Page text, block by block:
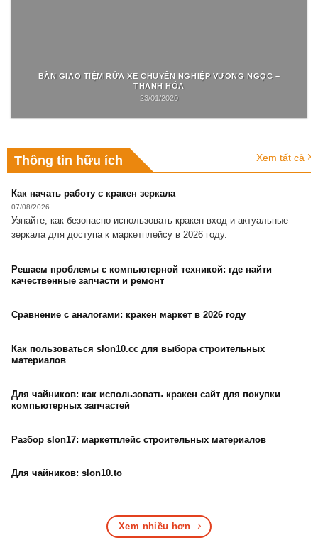
BÀN GIAO TIỆM RỬA XE CHUYÊN NGHIỆP VƯƠNG NGỌC –
THANH HÓA
23/01/2020
Thông tin hữu ích Xem tất cả
Как начать работу с кракен зеркала
07/08/2026
Узнайте, как безопасно использовать кракен вход и актуальные
зеркала для доступа к маркетплейсу в 2026 году.
Решаем проблемы с компьютерной техникой: где найти
качественные запчасти и ремонт
Сравнение с аналогами: кракен маркет в 2026 году
Как пользоваться slon10.cc для выбора строительных
материалов
Для чайников: как использовать кракен сайт для покупки
компьютерных запчастей
Разбор slon17: маркетплейс строительных материалов
Для чайников: slon10.to
Xem nhiều hơn